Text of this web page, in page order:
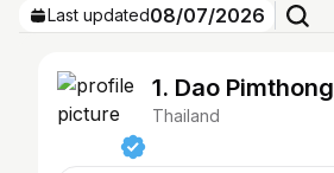
Last updated08/07/2026
1. Dao Pimthong
Thailand